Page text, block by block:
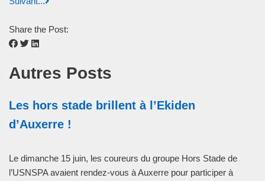
Share the Post:
Autres Posts
Les hors stade brillent à l’Ekiden
d’Auxerre !
Le dimanche 15 juin, les coureurs du groupe Hors Stade de
l’USNSPA avaient rendez-vous à Auxerre pour participer à